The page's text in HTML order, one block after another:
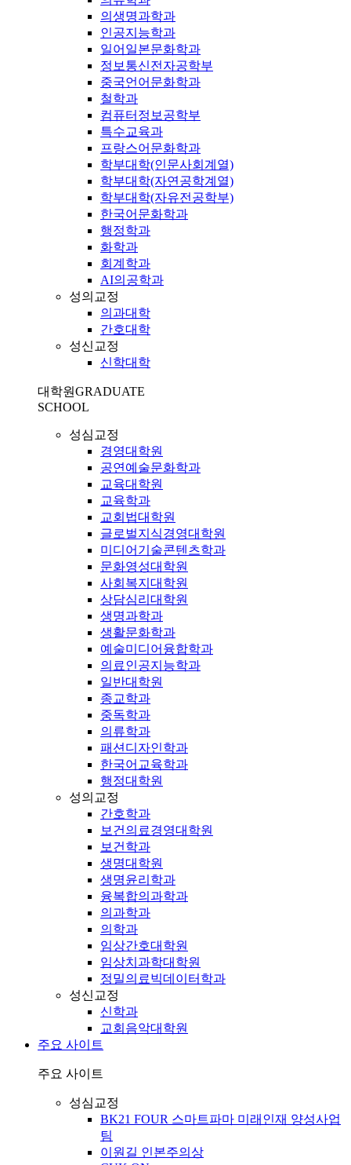
의생명과학과
인공지능학과
일어일본문화학과
정보통신전자공학부
중국언어문화학과
철학과
컴퓨터정보공학부
특수교육과
프랑스어문화학과
학부대학(인문사회계열)
학부대학(자연공학계열)
학부대학(자유전공학부)
한국어문화학과
행정학과
화학과
회계학과
AI의공학과
성의교정
의과대학
간호대학
성신교정
신학대학
대학원GRADUATE
SCHOOL
성심교정
경영대학원
공연예술문화학과
교육대학원
교육학과
교회법대학원
글로벌지식경영대학원
미디어기술콘텐츠학과
문화영성대학원
사회복지대학원
상담심리대학원
생명과학과
생활문화학과
예술미디어융합학과
의료인공지능학과
일반대학원
종교학과
중독학과
의류학과
패션디자인학과
한국어교육학과
행정대학원
성의교정
간호학과
보건의료경영대학원
보건학과
생명대학원
생명윤리학과
융복합의과학과
의과학과
의학과
임상간호대학원
임상치과학대학원
정밀의료빅데이터학과
성신교정
신학과
교회음악대학원
주요 사이트
주요 사이트
성심교정
BK21 FOUR 스마트파마 미래인재 양성사업
팀
이원길 인본주의상